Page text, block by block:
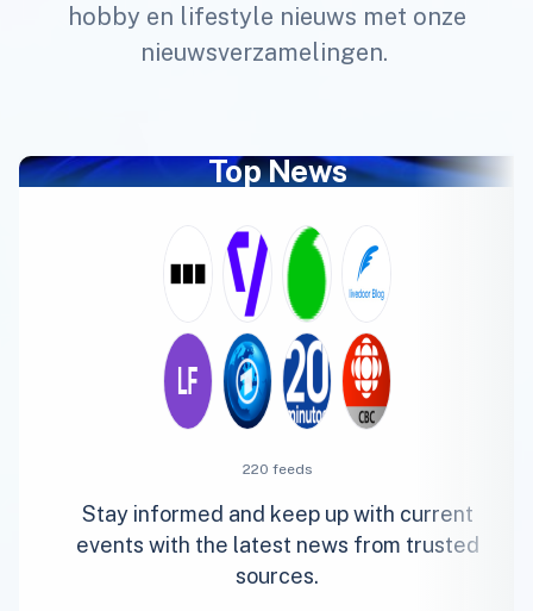
hobby en lifestyle nieuws met onze
nieuwsverzamelingen.
Top News
220 feeds
Stay informed and keep up with current
events with the latest news from trusted
sources.